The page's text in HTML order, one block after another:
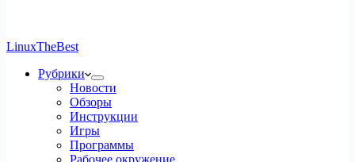
LinuxTheBest
Рубрики
Новости
Обзоры
Инструкции
Игры
Программы
Рабочее окружение